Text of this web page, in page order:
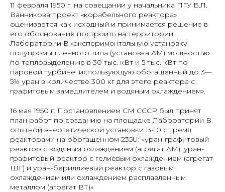
11 февраля 1950 г. на совещании у начальника ПГУ Б.Л.
Ванникова проект «корабельного реактора»
оценивается как исходный и принимается решение в
его обоснование построить на территории
Лаборатории В «экспериментальную установку
полупромышленного типа (установка АМ) мощностью
по тепловыделению в 30 тыс. кВт и 5 тыс. кВт по
паровой турбине, использующую обогащенный до 3—
5% уран в количестве 300 кг для этого реактора с
графитовым замедлителем и водяным охлаждением».
16 мая 1950 г. Постановлением СМ СССР был принят
план работ по созданию на площадке Лаборатории В
опытной энергетической установки В-10 с тремя
реакторами на обогащенном 235U: «уран-графитовый
реактор с водяным охлаждением (агрегат АМ), уран-
графитовый реактор с гелиевым охлаждением (агрегат
ШГ) и уран-бериллиевый реактор с газовым
охлаждением или охлаждением расплавленным
металлом (агрегат ВТ)»